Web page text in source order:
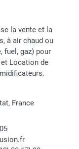
la vente et la
à air chaud ou
fuel, gaz) pour
Location de
France